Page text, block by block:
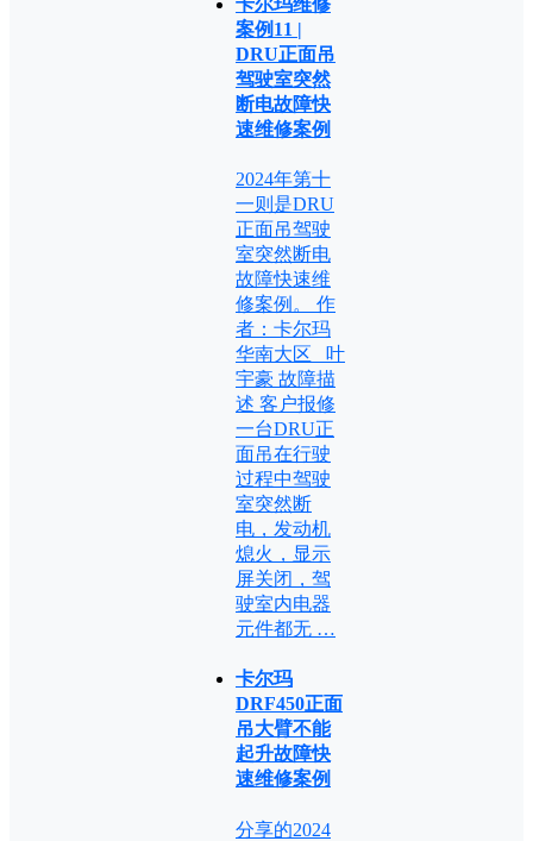
案例11 |
DRU正面吊
驾驶室突然
断电故障快
速维修案例
2024年第十
一则是DRU
正面吊驾驶
室突然断电
故障快速维
修案例。 作
者：卡尔玛
华南大区 叶
宇豪 故障描
述 客户报修
一台DRU正
面吊在行驶
过程中驾驶
室突然断
电，发动机
熄火，显示
屏关闭，驾
驶室内电器
元件都无 …
卡尔玛
DRF450正面
吊大臂不能
起升故障快
速维修案例
分享的2024